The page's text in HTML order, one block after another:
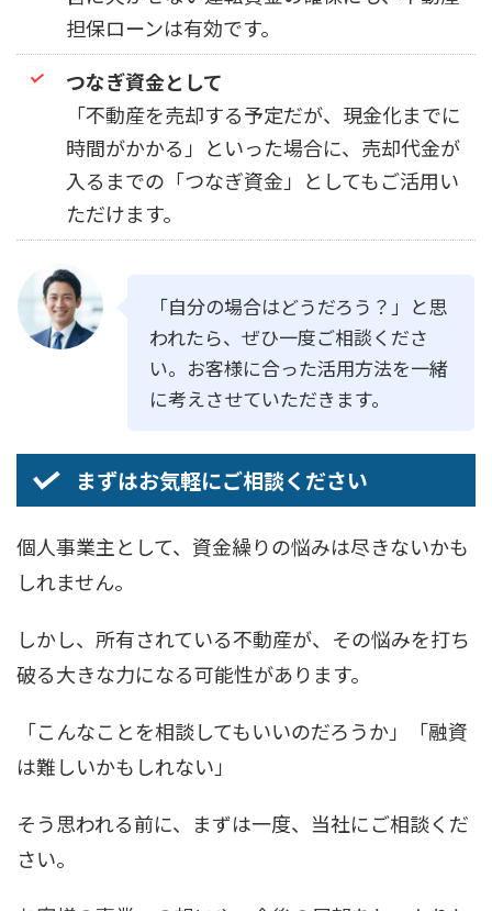
担保ローンは有効です。
つなぎ資金として
「不動産を売却する予定だが、現金化までに
時間がかかる」といった場合に、売却代金が
入るまでの「つなぎ資金」としてもご活用い
ただけます。
「自分の場合はどうだろう？」と思
われたら、ぜひ一度ご相談くださ
い。お客様に合った活用方法を一緒
に考えさせていただきます。
まずはお気軽にご相談ください
個人事業主として、資金繰りの悩みは尽きないかも
しれません。
しかし、所有されている不動産が、その悩みを打ち
破る大きな力になる可能性があります。
「こんなことを相談してもいいのだろうか」「融資
は難しいかもしれない」
そう思われる前に、まずは一度、当社にご相談くだ
さい。